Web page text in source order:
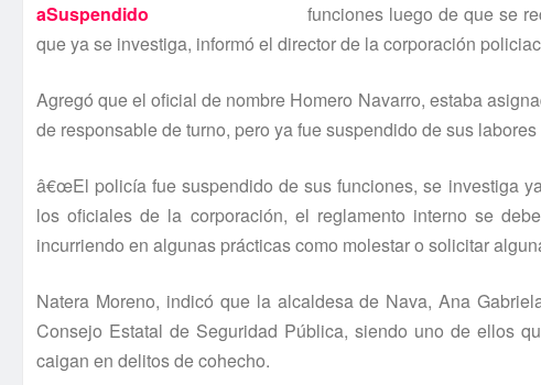
funciones luego de que se
que ya se investiga, informó el director de la corporación
Agregó que el oficial de nombre Homero Navarro, estaba
de responsable de turno, pero ya fue suspendido de sus
â€œEl policí­a fue suspendido de sus funciones, se investiga
los oficiales de la corporación, el reglamento interno se
incurriendo en algunas prácticas como molestar o solicitar
Natera Moreno, indicó que la alcaldesa de Nava, Ana
Consejo Estatal de Seguridad Pública, siendo uno de ellos
caigan en delitos de cohecho.